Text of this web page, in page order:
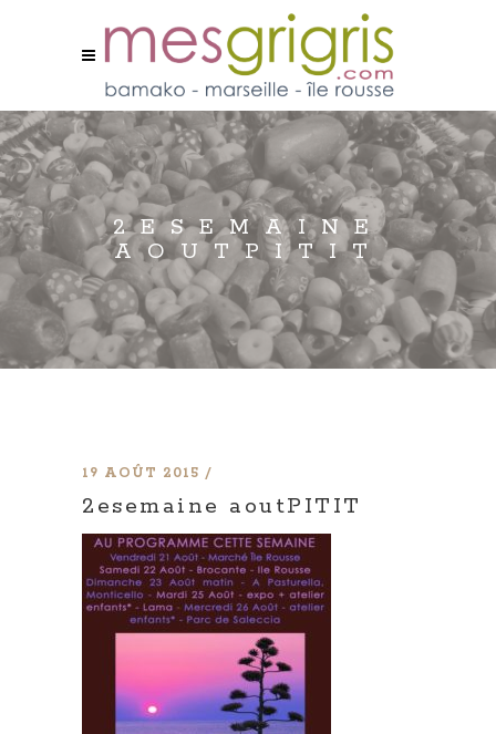
2ESEMAINE
AOUTPITIT
19 AOÛT 2015
2esemaine aoutPITIT